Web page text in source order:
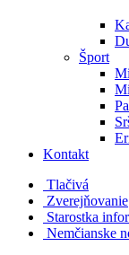
Šport
Kontakt
Tlačivá
Zverejňovanie
Starostka
Nemčianske